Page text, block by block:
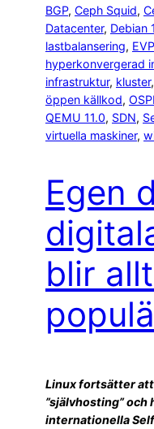
BGP, Ceph Squid,
Datacenter, Debian
lastbalansering,
hyperkonvergerad
infrastruktur, kluster,
öppen källkod,
QEMU 11.0, SDN,
virtuella maskiner,
Egen
blir
Linux fortsätter
”självhosting”
internationella